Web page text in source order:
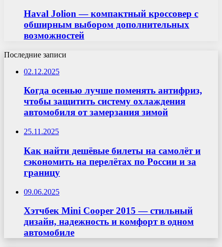
Haval Jolion — компактный кроссовер с
обширным выбором дополнительных
возможностей
Последние записи
02.12.2025
Когда осенью лучше поменять антифриз,
чтобы защитить систему охлаждения
автомобиля от замерзания зимой
25.11.2025
Как найти дешёвые билеты на самолёт и
сэкономить на перелётах по России и за
границу
09.06.2025
Хэтчбек Mini Cooper 2015 — стильный
дизайн, надежность и комфорт в одном
автомобиле